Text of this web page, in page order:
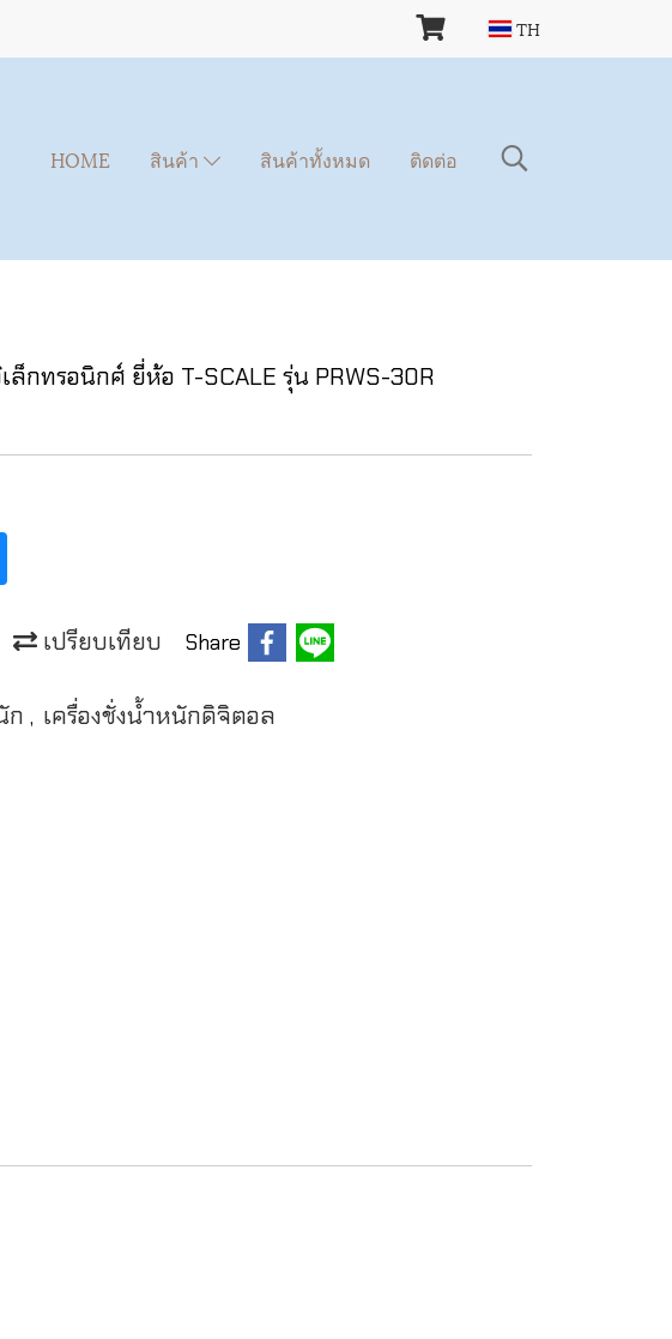
TH
HOME สินค้า สินค้าทั้งหมด ติดต่อ
ล็กทรอนิกศ์ ยี่ห้อ T-SCALE รุ่น PRWS-30R
เปรียบเทียบ Share
ก , เครื่องชั่งน้ำหนักดิจิตอล